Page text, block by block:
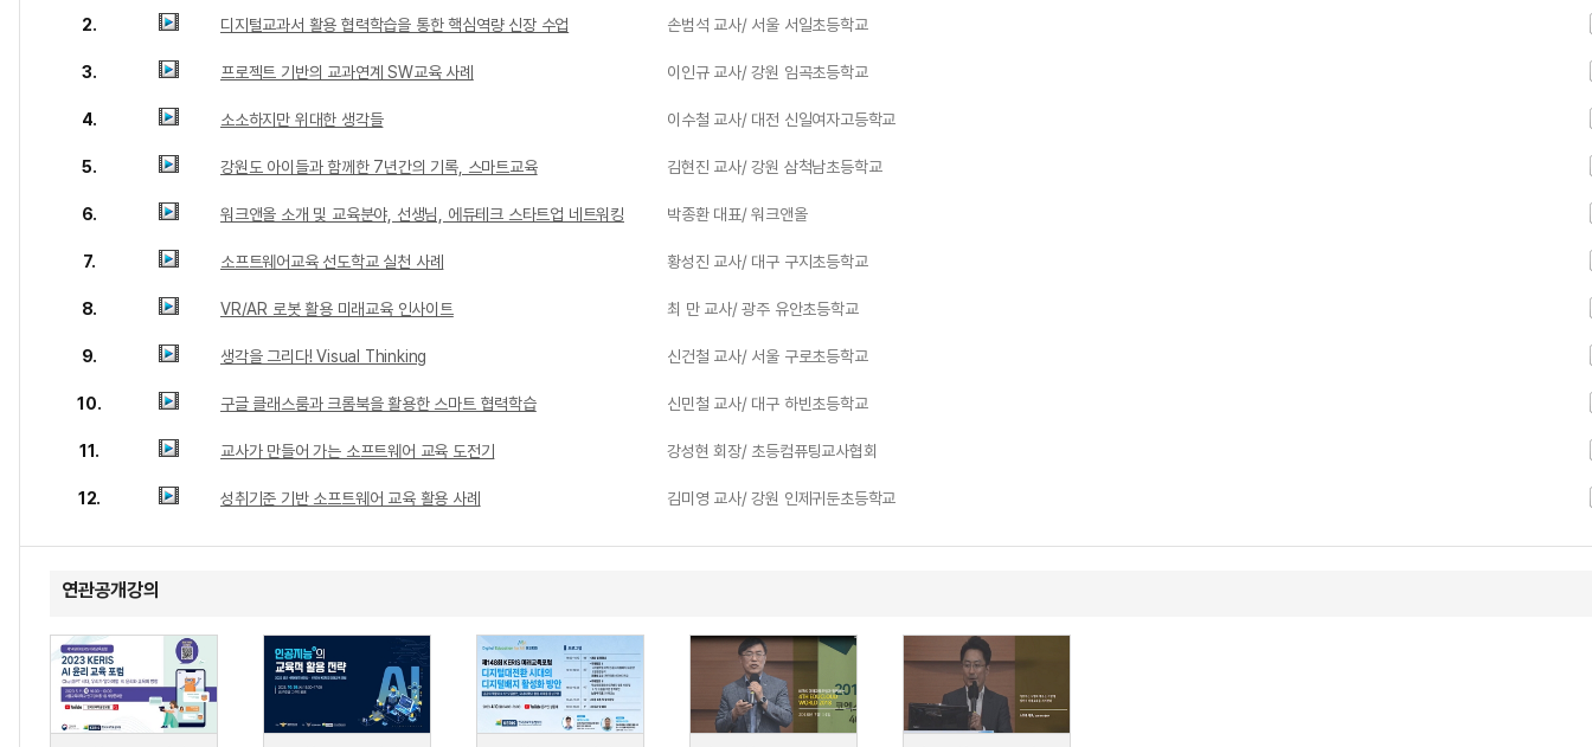
2. 디지털교과서 활용 협력학습을 통한 핵심역량 신장 수업 손범석 교사/ 서울 서일초등학교
3. 프로젝트 기반의 교과연계 SW교육 사례 이인규 교사/ 강원 임곡초등학교
4. 소소하지만 위대한 생각들 이수철 교사/ 대전 신일여자고등학교
5. 강원도 아이들과 함께한 7년간의 기록, 스마트교육 김현진 교사/ 강원 삼척남초등학교
6. 워크앤올 소개 및 교육분야, 선생님, 에듀테크 스타트업 네트워킹 박종환 대표/ 워크앤올
7. 소프트웨어교육 선도학교 실천 사례 황성진 교사/ 대구 구지초등학교
8. VR/AR 로봇 활용 미래교육 인사이트 최 만 교사/ 광주 유안초등학교
9. 생각을 그리다! Visual Thinking 신건철 교사/ 서울 구로초등학교
10. 구글 클래스룸과 크롬북을 활용한 스마트 협력학습 신민철 교사/ 대구 하빈초등학교
11. 교사가 만들어 가는 소프트웨어 교육 도전기 강성현 회장/ 초등컴퓨팅교사협회
12. 성취기준 기반 소프트웨어 교육 활용 사례 김미영 교사/ 강원 인제귀둔초등학교
연관공개강의